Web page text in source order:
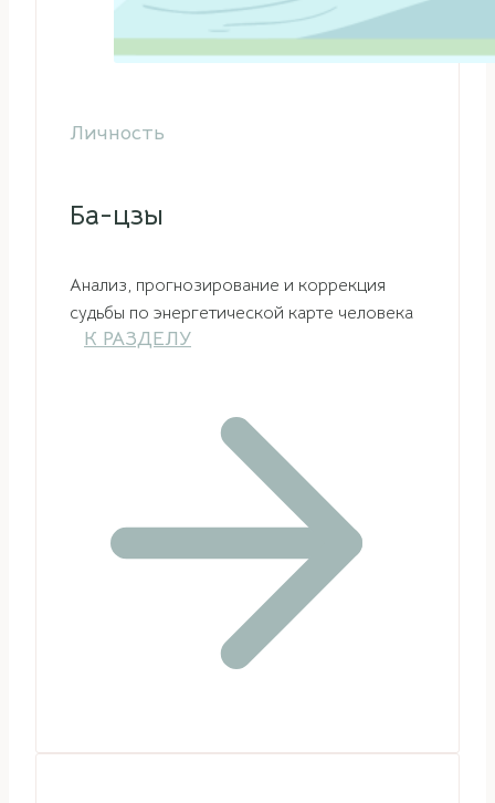
Личность
Ба-цзы
Анализ, прогнозирование и коррекция
судьбы по энергетической карте человека
К РАЗДЕЛУ